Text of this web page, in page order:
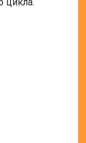
к йодидам;